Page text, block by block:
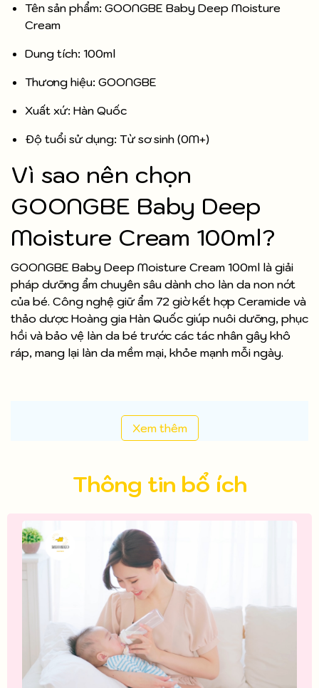
Tên sản phẩm: GOONGBE Baby Deep Moisture
Cream
Dung tích: 100ml
Thương hiệu: GOONGBE
Xuất xứ: Hàn Quốc
Độ tuổi sử dụng: Từ sơ sinh (0M+)
Vì sao nên chọn
GOONGBE Baby Deep
Moisture Cream 100ml?
GOONGBE Baby Deep Moisture Cream 100ml là giải
pháp dưỡng ẩm chuyên sâu dành cho làn da non nớt
của bé. Công nghệ giữ ẩm 72 giờ kết hợp Ceramide và
thảo dược Hoàng gia Hàn Quốc giúp nuôi dưỡng, phục
hồi và bảo vệ làn da bé trước các tác nhân gây khô
ráp, mang lại làn da mềm mại, khỏe mạnh mỗi ngày.
Xem thêm
Thông tin bổ ích